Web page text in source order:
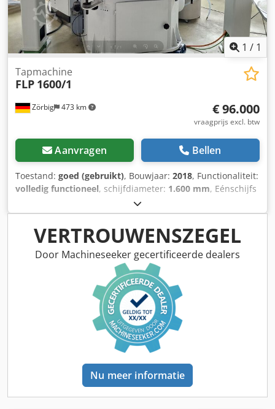
1 / 1
Zörbig 473 km
Tapmachine
FLP 1600/1
€ 96.000
vraagprijs excl. btw
Aanvragen Bellen
Toestand: goed (gebruikt), Bouwjaar: 2018, Functionaliteit:
volledig functioneel, schijfdiameter: 1.600 mm, Eénschijfs
fijnslijp- of polijstmachine Voor grote onderdelen
Werkstukhouder Ø 1600 mm Gereedschap Ø 500 mm tot
525 mm, geschikt voor diverse fijnslijp- of polijstpads
Dsdpowrpclefx Ab Eock S7-bediening met HDMI
Polijstvloeistoftank van 50 liter
Polijstvloeistofcirculatiesysteem van 50 liter
Hoofdaandrijving 11 kW
VERTROUWENSZEGEL
Door Machineseeker gecertificeerde dealers
Nu meer informatie